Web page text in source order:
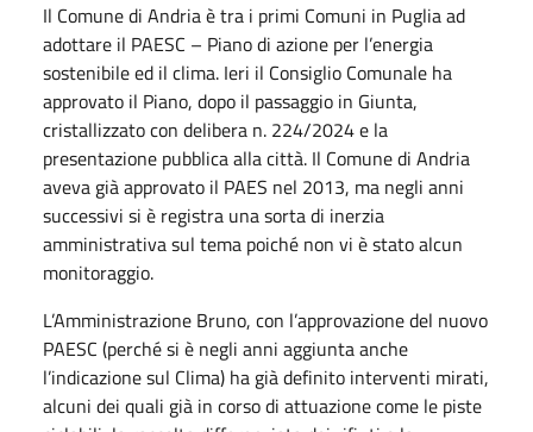
Il Comune di Andria è tra i primi Comuni in Puglia ad
adottare il PAESC – Piano di azione per l’energia
sostenibile ed il clima. Ieri il Consiglio Comunale ha
approvato il Piano, dopo il passaggio in Giunta,
cristallizzato con delibera n. 224/2024 e la
presentazione pubblica alla città. Il Comune di Andria
aveva già approvato il PAES nel 2013, ma negli anni
successivi si è registra una sorta di inerzia
amministrativa sul tema poiché non vi è stato alcun
monitoraggio.
L’Amministrazione Bruno, con l’approvazione del nuovo
PAESC (perché si è negli anni aggiunta anche
l’indicazione sul Clima) ha già definito interventi mirati,
alcuni dei quali già in corso di attuazione come le piste